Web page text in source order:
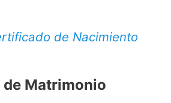
de Nacimiento
Matrimonio